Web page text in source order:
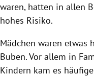
waren, hatten in allen
hohes Risiko.
Mädchen waren etwas
Buben. Vor allem in
Kindern kam es